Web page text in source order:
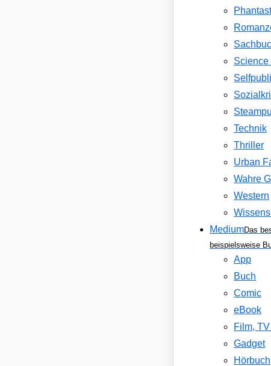
Science
Technik
Thriller
Urban
Wahre
Western
MediumDas
beispielsweise
App
Buch
Comic
eBook
Film,
Gadget
Hörbuch